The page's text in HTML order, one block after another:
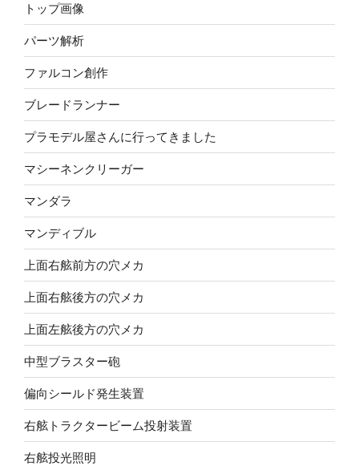
トップ画像
パーツ解析
ファルコン創作
ブレードランナー
プラモデル屋さんに行ってきました
マシーネンクリーガー
マンダラ
マンディブル
上面右舷前方の穴メカ
上面右舷後方の穴メカ
上面左舷後方の穴メカ
中型ブラスター砲
偏向シールド発生装置
右舷トラクタービーム投射装置
右舷投光照明